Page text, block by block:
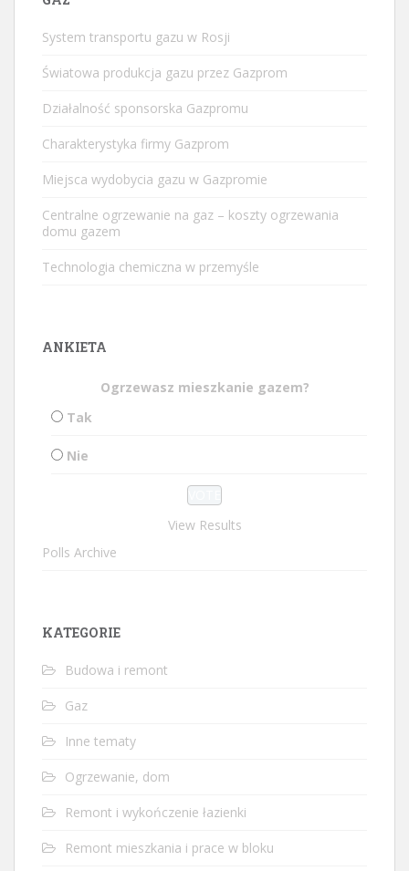
System transportu gazu w Rosji
Światowa produkcja gazu przez Gazprom
Działalność sponsorska Gazpromu
Charakterystyka firmy Gazprom
Miejsca wydobycia gazu w Gazpromie
Centralne ogrzewanie na gaz – koszty ogrzewania
domu gazem
Technologia chemiczna w przemyśle
ANKIETA
Ogrzewasz mieszkanie gazem?
Tak
Nie
View Results
Polls Archive
KATEGORIE
Budowa i remont
Gaz
Inne tematy
Ogrzewanie, dom
Remont i wykończenie łazienki
Remont mieszkania i prace w bloku